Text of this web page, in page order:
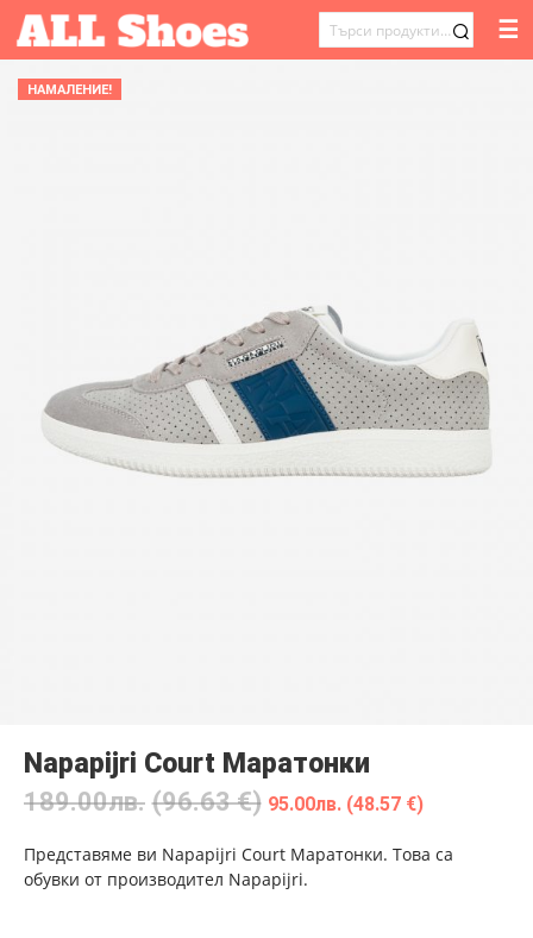
ТЪРСЕНЕ
☰
НАМАЛЕНИЕ!
Napapijri Court Маратонки
189.00лв. (96.63 €) 95.00лв. (48.57 €)
Представяме ви Napapijri Court Маратонки. Това са
обувки от производител Napapijri.